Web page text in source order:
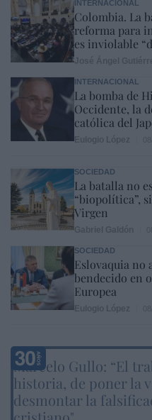
INTERNACIONAL
Colombia. La
reforma para
es inviolable
INTERNACIONAL
La bomba de
Occidente, la
católica del
SOCIEDAD
La batalla no
“biopolítica”,
Virgen
SOCIEDAD
Eslovaquia no
bendecido en
Europea
Marcelo Gullo: “El
historia, de poner la
desmontar la